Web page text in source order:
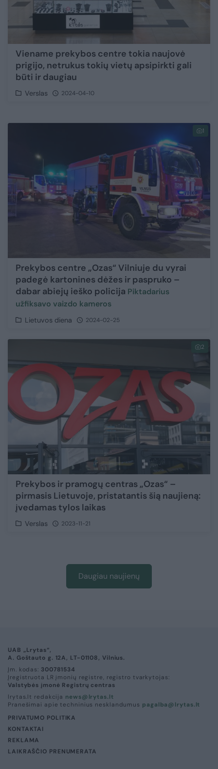
Viename prekybos centre tokia naujovė
prigijo, netrukus tokių vietų apsipirkti gali
būti ir daugiau
Verslas 2024-04-10
1
Prekybos centre „Ozas“ Vilniuje du vyrai
padegė kartonines dėžes ir paspruko –
dabar abiejų ieško policija Piktadarius
užfiksavo vaizdo kameros
Lietuvos diena 2024-02-25
2
Prekybos ir pramogų centras „Ozas“ –
pirmasis Lietuvoje, pristatantis šią naujieną:
įvedamas tylos laikas
Verslas 2023-11-21
Daugiau naujienų
UAB „Lrytas“,
A. Goštauto g. 12A, LT-01108, Vilnius.
Įm. kodas: 300781534
Įregistruota LR įmonių registre, registro tvarkytojas:
Valstybės įmonė Registrų centras
lrytas.lt redakcija news@lrytas.lt
Pranešimai apie techninius nesklandumus pagalba@lrytas.lt
PRIVATUMO POLITIKA
KONTAKTAI
REKLAMA
LAIKRAŠČIO PRENUMERATA